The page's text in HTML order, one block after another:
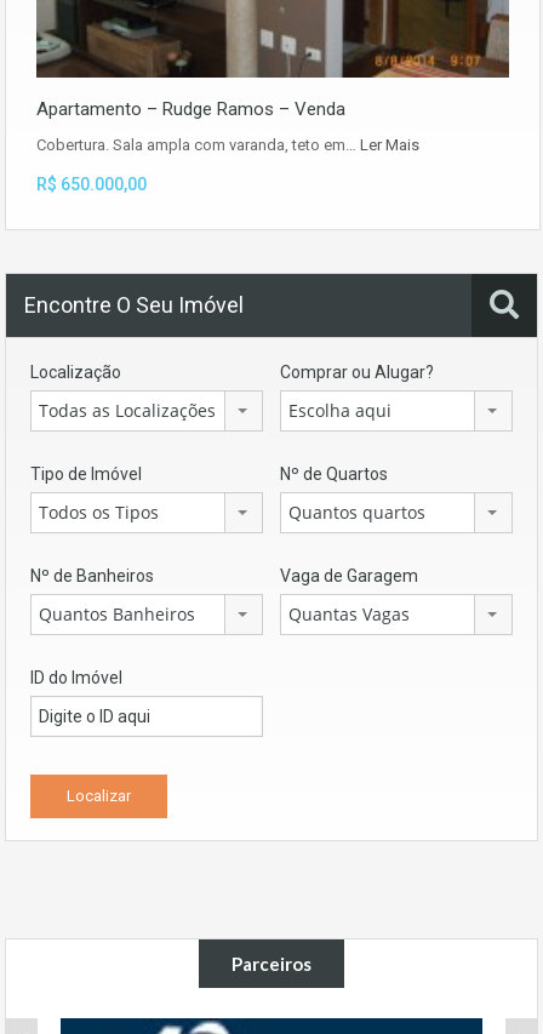
Apartamento – Rudge Ramos – Venda
Cobertura. Sala ampla com varanda, teto em… Ler Mais
R$ 650.000,00
Encontre O Seu Imóvel
Localização
Todas as Localizações
Comprar ou Alugar?
Escolha aqui
Tipo de Imóvel
Todos os Tipos
Nº de Quartos
Quantos quartos
Nº de Banheiros
Quantos Banheiros
Vaga de Garagem
Quantas Vagas
ID do Imóvel
Parceiros